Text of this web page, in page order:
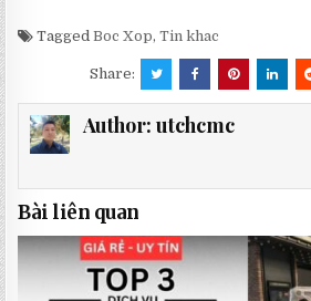
TaggedBoc Xop,Tin khac
Share:
Author: utchcmc
Bài liên quan